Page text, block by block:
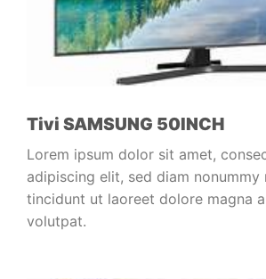
Tivi SAMSUNG 50INCH
Lorem ipsum dolor sit amet,
adipiscing elit, sed diam nonummy
tincidunt ut laoreet dolore magna
volutpat.